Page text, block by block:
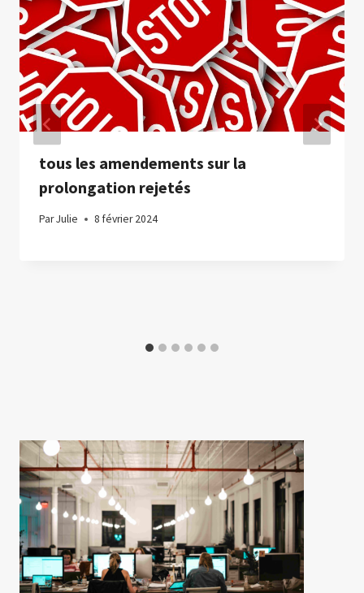
tous les amendements sur la
prolongation rejetés
ParJulie 8 février 2024